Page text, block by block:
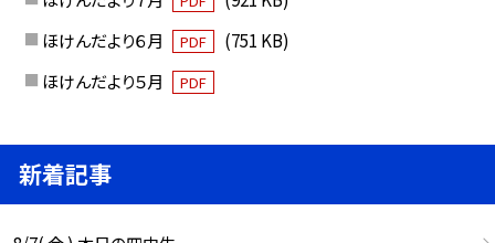
ほけんだより６月
PDF
(751 KB)
ほけんだより５月
PDF
新着記事